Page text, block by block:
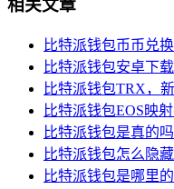
相关文章
比特派钱包币币兑
比特派钱包安卓下
比特派钱包TRX，
比特派钱包EOS映
比特派钱包是真的
比特派钱包怎么隐
比特派钱包是哪里